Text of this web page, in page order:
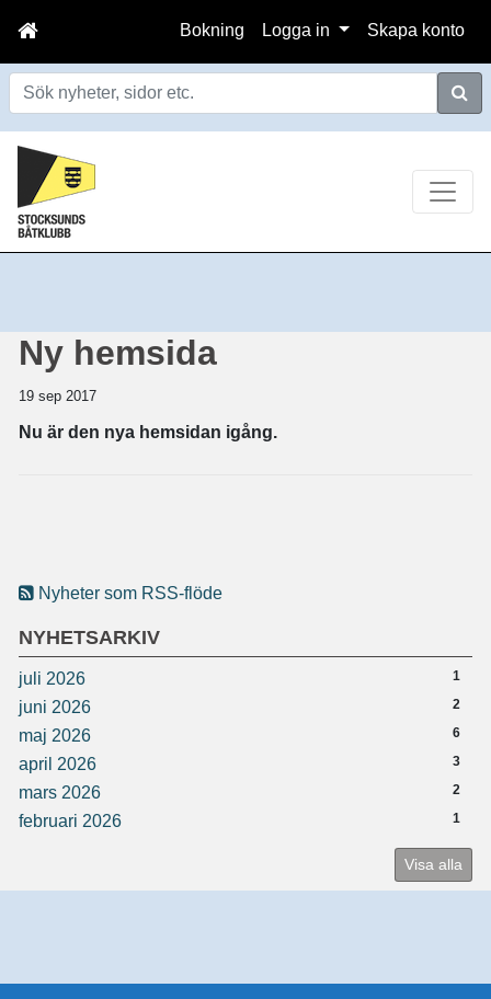
Bokning Logga in Skapa konto
Sök
Nyheter som RSS-flöde
NYHETSARKIV
juli 2026 1
juni 2026 2
maj 2026 6
april 2026 3
mars 2026 2
februari 2026 1
Visa alla
Ny hemsida
19 sep 2017
Nu är den nya hemsidan igång.